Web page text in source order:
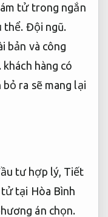
tử trong ngắn
thể. Đội ngũ.
bản và công
khách hàng có
ra sẽ mang lại
tư hợp lý, Tiết
tại Hòa Bình
án chọn.